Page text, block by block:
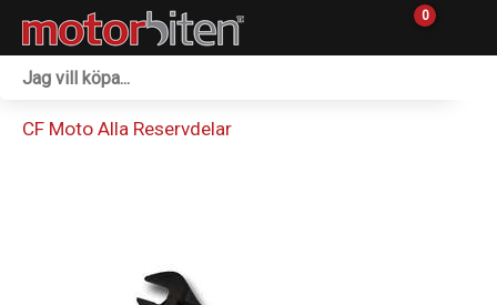
0
CF Moto Alla Reservdelar